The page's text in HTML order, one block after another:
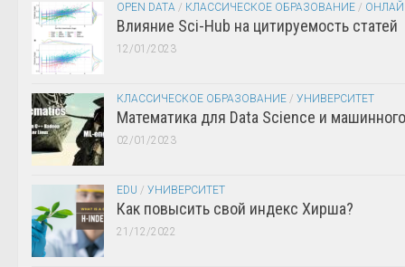
OPEN DATA / КЛАССИЧЕСКОЕ ОБРАЗОВАНИЕ /
Влияние Sci-Hub на цитируемость статей
12/01/2023
КЛАССИЧЕСКОЕ ОБРАЗОВАНИЕ / УНИВЕРСИТЕТ
Математика для Data Science и
02/01/2023
EDU / УНИВЕРСИТЕТ
Как повысить свой индекс Хирша?
21/12/2022